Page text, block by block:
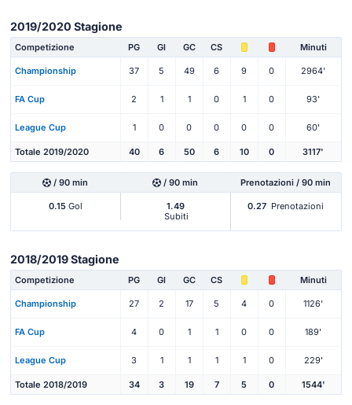
2019/2020 Stagione
Competizione PG Gl GC CS Minuti
Championship 37 5 49 6 9 0 2964'
FA Cup 2 1 1 0 1 0 93'
League Cup 1 0 0 0 0 0 60'
Totale 2019/2020 40 6 50 6 10 0 3117'
/ 90 min / 90 min Prenotazioni / 90 min
0.15Gol
1.49
Subiti
0.27 Prenotazioni
2018/2019 Stagione
Competizione PG Gl GC CS Minuti
Championship 27 2 17 5 4 0 1126'
FA Cup 4 0 1 1 0 0 189'
League Cup 3 1 1 1 1 0 229'
Totale 2018/2019 34 3 19 7 5 0 1544'